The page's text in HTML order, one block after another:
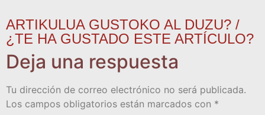
ARTIKULUA GUSTOKO AL DUZU? /
¿TE HA GUSTADO ESTE ARTÍCULO?
Deja una respuesta
Tu dirección de correo electrónico no será publicada.
Los campos obligatorios están marcados con *